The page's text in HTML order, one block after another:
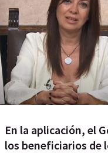
En la aplicación, el
los beneficiarios de